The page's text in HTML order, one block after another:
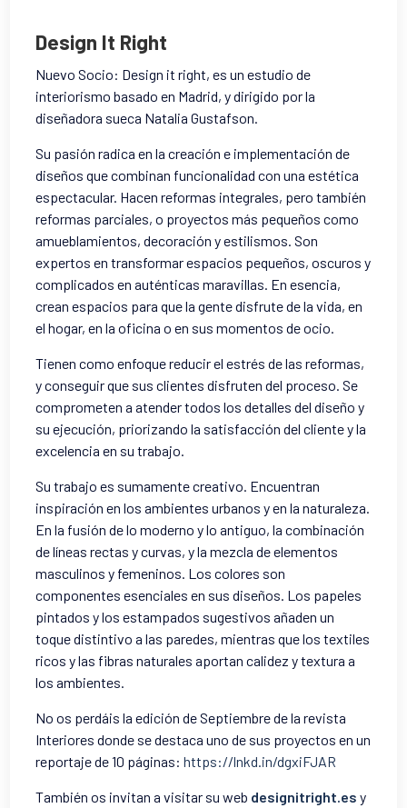
Design It Right
Nuevo Socio: Design it right, es un estudio de
interiorismo basado en Madrid, y dirigido por la
diseñadora sueca Natalia Gustafson.
Su pasión radica en la creación e implementación de
diseños que combinan funcionalidad con una estética
espectacular. Hacen reformas integrales, pero también
reformas parciales, o proyectos más pequeños como
amueblamientos, decoración y estilismos. Son
expertos en transformar espacios pequeños, oscuros y
complicados en auténticas maravillas. En esencia,
crean espacios para que la gente disfrute de la vida, en
el hogar, en la oficina o en sus momentos de ocio.
Tienen como enfoque reducir el estrés de las reformas,
y conseguir que sus clientes disfruten del proceso. Se
comprometen a atender todos los detalles del diseño y
su ejecución, priorizando la satisfacción del cliente y la
excelencia en su trabajo.
Su trabajo es sumamente creativo. Encuentran
inspiración en los ambientes urbanos y en la naturaleza.
En la fusión de lo moderno y lo antiguo, la combinación
de líneas rectas y curvas, y la mezcla de elementos
masculinos y femeninos. Los colores son
componentes esenciales en sus diseños. Los papeles
pintados y los estampados sugestivos añaden un
toque distintivo a las paredes, mientras que los textiles
ricos y las fibras naturales aportan calidez y textura a
los ambientes.
No os perdáis la edición de Septiembre de la revista
Interiores donde se destaca uno de sus proyectos en un
reportaje de 10 páginas:https://lnkd.in/dgxiFJAR
También os invitan a visitar su web designitright.es y